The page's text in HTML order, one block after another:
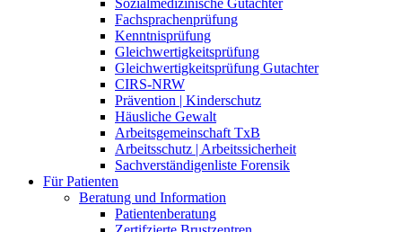
Sozialmedizinische Gutachter
Fachsprachenprüfung
Kenntnisprüfung
Gleichwertigkeitsprüfung
Gleichwertigkeitsprüfung Gutachter
CIRS-NRW
Prävention | Kinderschutz
Häusliche Gewalt
Arbeitsgemeinschaft TxB
Arbeitsschutz | Arbeitssicherheit
Sachverständigenliste Forensik
Für Patienten
Beratung und Information
Patientenberatung